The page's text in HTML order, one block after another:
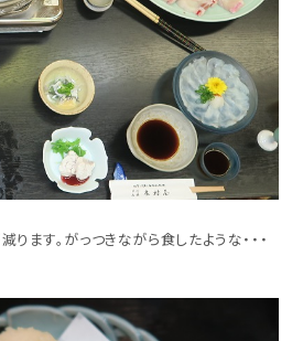
ます。がっつきながら食したような・・・